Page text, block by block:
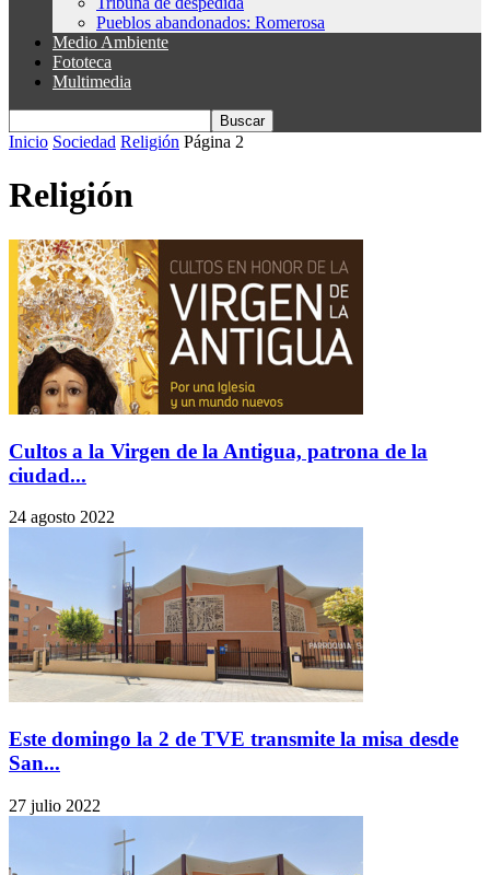
Pueblos abandonados: Romerosa
Medio Ambiente
Fototeca
Multimedia
Inicio Sociedad Religión Página 2
Religión
Cultos a la Virgen de la Antigua, patrona de la
ciudad...
24 agosto 2022
Este domingo la 2 de TVE transmite la misa desde
San...
27 julio 2022